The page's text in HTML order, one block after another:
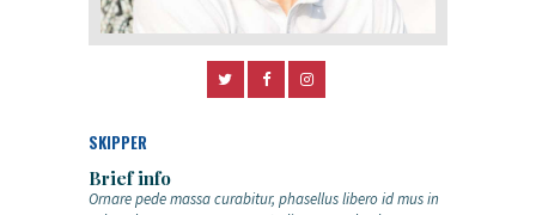
SKIPPER
Brief info
Ornare pede massa curabitur, phasellus libero id mus in